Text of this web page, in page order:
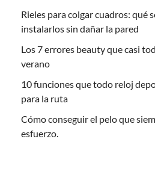
Rieles para colgar cuadros: qué
instalarlos sin dañar la pared
Los 7 errores beauty que casi
verano
10 funciones que todo reloj
para la ruta
Cómo conseguir el pelo que
esfuerzo.